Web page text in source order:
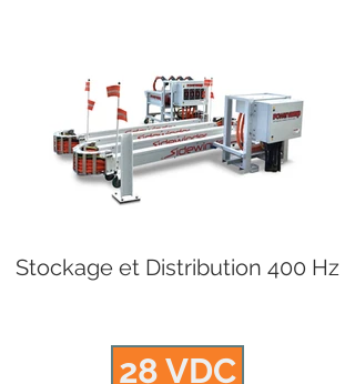
Stockage et Distribution 400 Hz
28 VDC